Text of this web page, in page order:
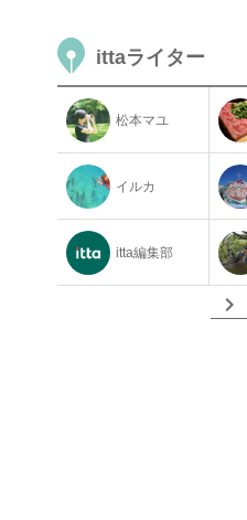
ittaライター
松本マユ
イルカ
itta編集部
chevron_right